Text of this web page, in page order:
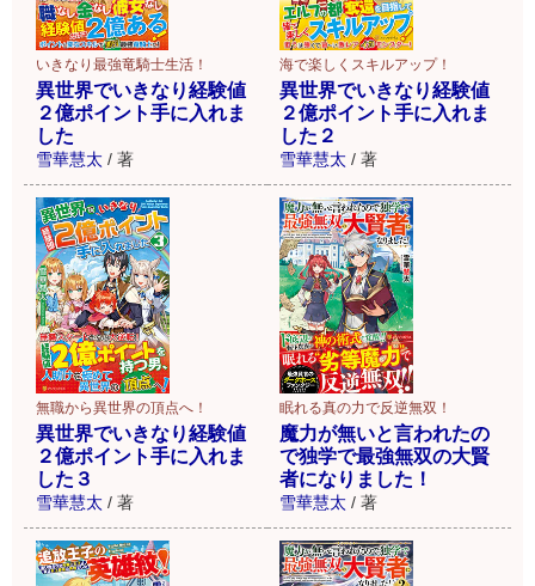
いきなり最強竜騎士生活！
異世界でいきなり経験値
２億ポイント手に入れま
した
雪華慧太 / 著
海で楽しくスキルアップ！
異世界でいきなり経験値
２億ポイント手に入れま
した２
雪華慧太 / 著
無職から異世界の頂点へ！
異世界でいきなり経験値
２億ポイント手に入れま
した３
雪華慧太 / 著
眠れる真の力で反逆無双！
魔力が無いと言われたの
で独学で最強無双の大賢
者になりました！
雪華慧太 / 著